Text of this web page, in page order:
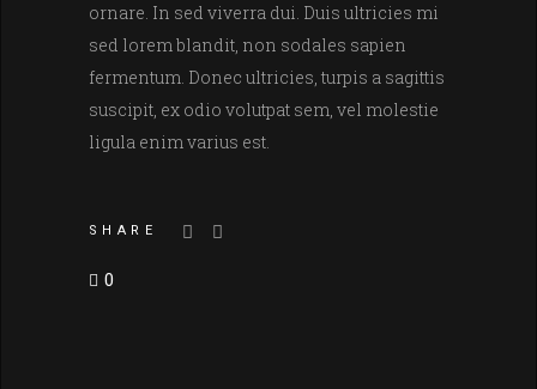
ornare. In sed viverra dui. Duis ultricies mi
sed lorem blandit, non sodales sapien
fermentum. Donec ultricies, turpis a sagittis
suscipit, ex odio volutpat sem, vel molestie
ligula enim varius est.
SHARE
0